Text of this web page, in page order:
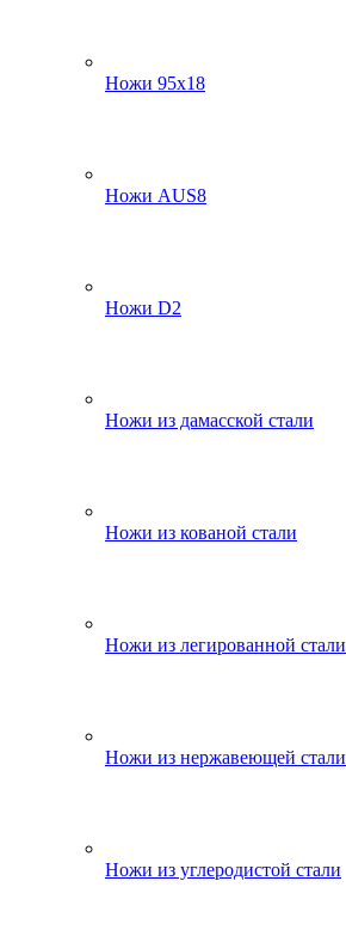
Ножи 95х18
Ножи AUS8
Ножи D2
Ножи из дамасской стали
Ножи из кованой стали
Ножи из легированной стали
Ножи из нержавеющей стали
Ножи из углеродистой стали